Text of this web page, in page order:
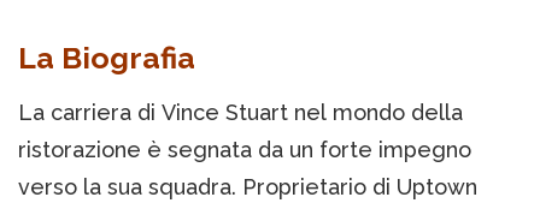
La Biografia
La carriera di Vince Stuart nel mondo della
ristorazione è segnata da un forte impegno
verso la sua squadra. Proprietario di Uptown